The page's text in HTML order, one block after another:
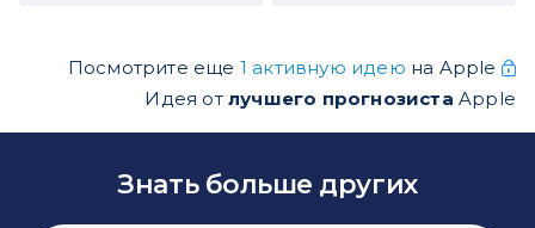
Посмотрите еще 1 активную идею на Apple
Идея от лучшего прогнозиста Apple
Знать больше других